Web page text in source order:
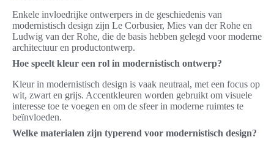
Enkele invloedrijke ontwerpers in de geschiedenis van
modernistisch design zijn Le Corbusier, Mies van der Rohe en
Ludwig van der Rohe, die de basis hebben gelegd voor moderne
architectuur en productontwerp.
Hoe speelt kleur een rol in modernistisch ontwerp?
Kleur in modernistisch design is vaak neutraal, met een focus op
wit, zwart en grijs. Accentkleuren worden gebruikt om visuele
interesse toe te voegen en om de sfeer in moderne ruimtes te
beïnvloeden.
Welke materialen zijn typerend voor modernistisch design?